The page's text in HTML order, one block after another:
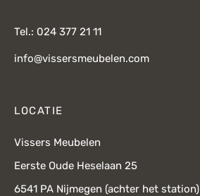
Tel.: 024 377 21 11
info@vissersmeubelen.com
LOCATIE
Vissers Meubelen
Eerste Oude Heselaan 25
6541 PA Nijmegen (achter het station)